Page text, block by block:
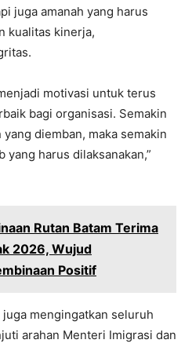
juga amanah yang harus
kualitas kinerja,
motivasi untuk terus
bagi organisasi. Semakin
diemban, maka semakin
yang harus dilaksanakan,”
Rutan Batam Terima
2026, Wujud
Positif
mengingatkan seluruh
arahan Menteri Imigrasi dan